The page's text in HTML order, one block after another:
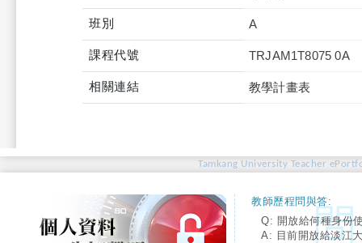
班別 A
課程代號 TRJAM1T8075 0A
相關連結 教學計畫表
Tamkang University Teacher
教師歷程問與答:
Q: 開放給何種身份
A: 目前開放給淡江